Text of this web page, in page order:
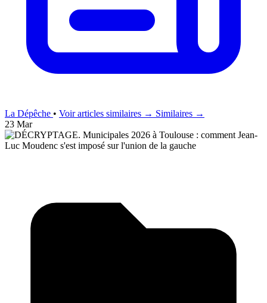
La Dépêche • Voir articles similaires → Similaires →
23 Mar